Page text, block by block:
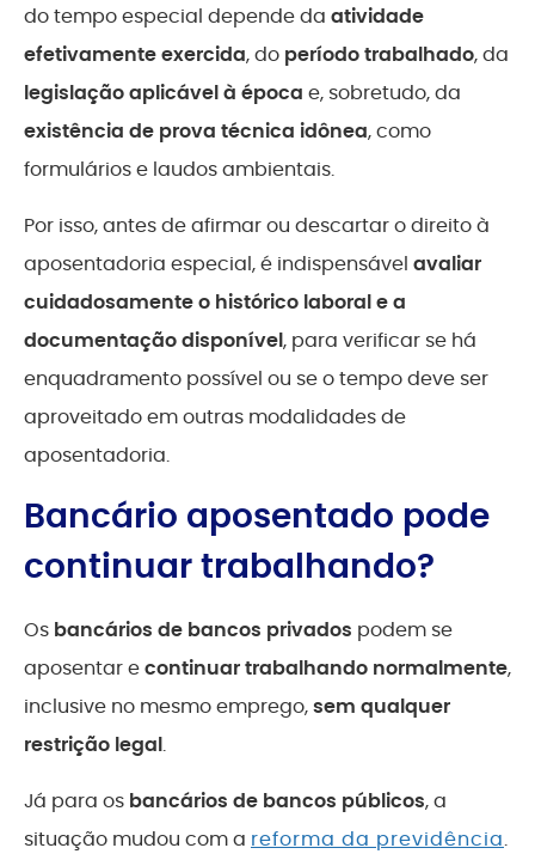
do tempo especial depende da atividade
efetivamente exercida, do período trabalhado, da
legislação aplicável à época e, sobretudo, da
existência de prova técnica idônea, como
formulários e laudos ambientais.
Por isso, antes de afirmar ou descartar o direito à
aposentadoria especial, é indispensável avaliar
cuidadosamente o histórico laboral e a
documentação disponível, para verificar se há
enquadramento possível ou se o tempo deve ser
aproveitado em outras modalidades de
aposentadoria.
Bancário aposentado pode
continuar trabalhando?
Os bancários de bancos privados podem se
aposentar econtinuar trabalhando normalmente,
inclusive no mesmo emprego,sem qualquer
restrição legal.
Já para os bancários de bancos públicos, a
situação mudou com a reforma da previdência.